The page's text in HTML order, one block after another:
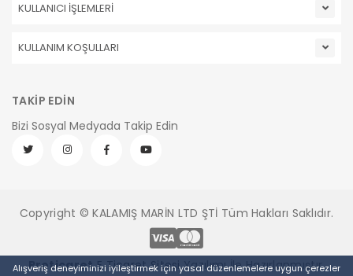
Alışveriş deneyiminizi iyileştirmek için yasal düzenlemelere uygun çerezler
KULLANICI İŞLEMLERİ
KULLANIM KOŞULLARI
TAKİP EDİN
Bizi Sosyal Medyada Takip Edin
Copyright © KALAMIŞ MARİN LTD ŞTİ Tüm Hakları Saklıdır.
Pro ticaret E Ticaret SitesiYazılımı İle Hazırlanmıştır.